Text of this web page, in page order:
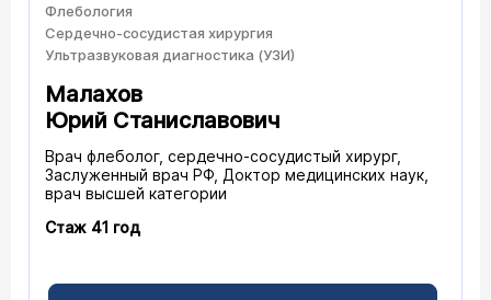
Флебология
Сердечно-сосудистая хирургия
Ультразвуковая диагностика (УЗИ)
Малахов
Юрий Станиславович
Врач флеболог, сердечно-сосудистый хирург,
Заслуженный врач РФ, Доктор медицинских наук,
врач высшей категории
Стаж 41 год